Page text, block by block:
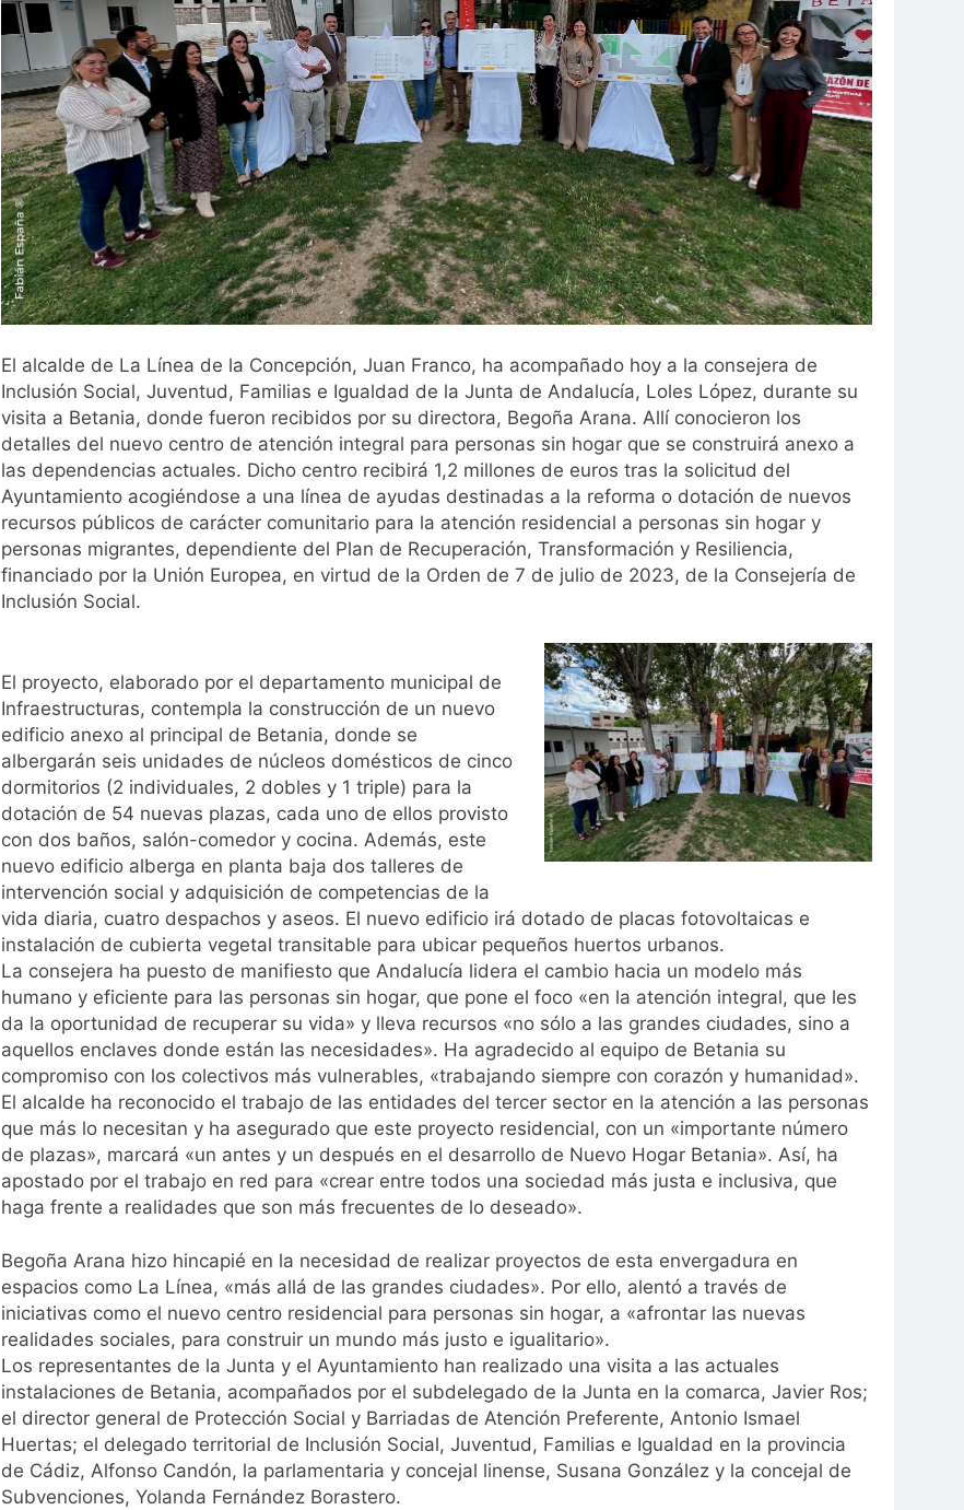
El alcalde de La Línea de la Concepción, Juan Franco, ha acompañado hoy a la consejera de
Inclusión Social, Juventud, Familias e Igualdad de la Junta de Andalucía, Loles López, durante su
visita a Betania, donde fueron recibidos por su directora, Begoña Arana. Allí conocieron los
detalles del nuevo centro de atención integral para personas sin hogar que se construirá anexo a
las dependencias actuales. Dicho centro recibirá 1,2 millones de euros tras la solicitud del
Ayuntamiento acogiéndose a una línea de ayudas destinadas a la reforma o dotación de nuevos
recursos públicos de carácter comunitario para la atención residencial a personas sin hogar y
personas migrantes, dependiente del Plan de Recuperación, Transformación y Resiliencia,
financiado por la Unión Europea, en virtud de la Orden de 7 de julio de 2023, de la Consejería de
Inclusión Social.
El proyecto, elaborado por el departamento municipal de
Infraestructuras, contempla la construcción de un nuevo
edificio anexo al principal de Betania, donde se
albergarán seis unidades de núcleos domésticos de cinco
dormitorios (2 individuales, 2 dobles y 1 triple) para la
dotación de 54 nuevas plazas, cada uno de ellos provisto
con dos baños, salón-comedor y cocina. Además, este
nuevo edificio alberga en planta baja dos talleres de
intervención social y adquisición de competencias de la
vida diaria, cuatro despachos y aseos. El nuevo edificio irá dotado de placas fotovoltaicas e
instalación de cubierta vegetal transitable para ubicar pequeños huertos urbanos.
La consejera ha puesto de manifiesto que Andalucía lidera el cambio hacia un modelo más
humano y eficiente para las personas sin hogar, que pone el foco «en la atención integral, que les
da la oportunidad de recuperar su vida» y lleva recursos «no sólo a las grandes ciudades, sino a
aquellos enclaves donde están las necesidades». Ha agradecido al equipo de Betania su
compromiso con los colectivos más vulnerables, «trabajando siempre con corazón y humanidad».
El alcalde ha reconocido el trabajo de las entidades del tercer sector en la atención a las personas
que más lo necesitan y ha asegurado que este proyecto residencial, con un «importante número
de plazas», marcará «un antes y un después en el desarrollo de Nuevo Hogar Betania». Así, ha
apostado por el trabajo en red para «crear entre todos una sociedad más justa e inclusiva, que
haga frente a realidades que son más frecuentes de lo deseado».
Begoña Arana hizo hincapié en la necesidad de realizar proyectos de esta envergadura en
espacios como La Línea, «más allá de las grandes ciudades». Por ello, alentó a través de
iniciativas como el nuevo centro residencial para personas sin hogar, a «afrontar las nuevas
realidades sociales, para construir un mundo más justo e igualitario».
Los representantes de la Junta y el Ayuntamiento han realizado una visita a las actuales
instalaciones de Betania, acompañados por el subdelegado de la Junta en la comarca, Javier Ros;
el director general de Protección Social y Barriadas de Atención Preferente, Antonio Ismael
Huertas; el delegado territorial de Inclusión Social, Juventud, Familias e Igualdad en la provincia
de Cádiz, Alfonso Candón, la parlamentaria y concejal linense, Susana González y la concejal de
Subvenciones, Yolanda Fernández Borastero.